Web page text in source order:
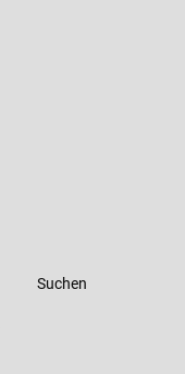
Suchen